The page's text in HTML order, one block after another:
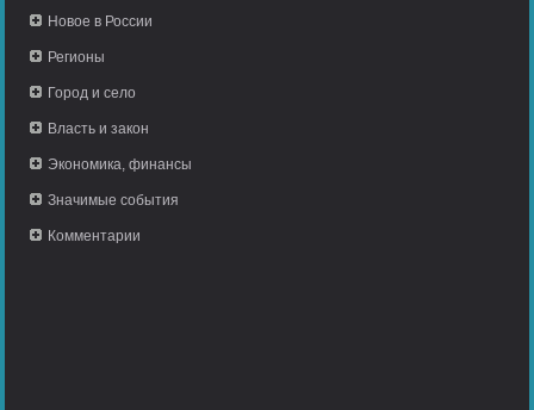
Новое в России
Регионы
Город и село
Власть и закон
Экономика, финансы
Значимые события
Комментарии